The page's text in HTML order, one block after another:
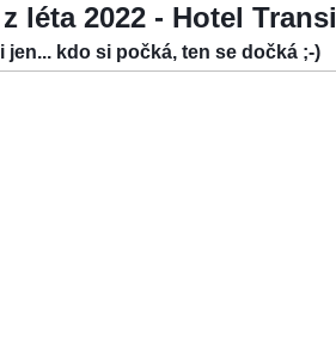
léta 2022 - Hotel
jen... kdo si počká, ten se dočká ;-)